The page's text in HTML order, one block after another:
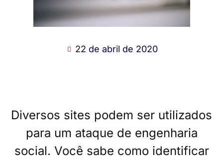
22 de abril de 2020
Diversos sites podem ser utilizados
para um ataque de engenharia
social. Você sabe como identificar